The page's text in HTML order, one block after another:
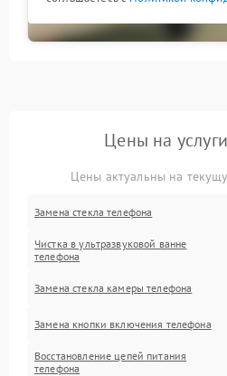
Цены на
Цены актуальны на
Замена стекла телефона
Чистка в ультразвуковой ванне
телефона
Замена стекла камеры телефона
Замена кнопки включения телефона
Восстановление цепей питания
телефона